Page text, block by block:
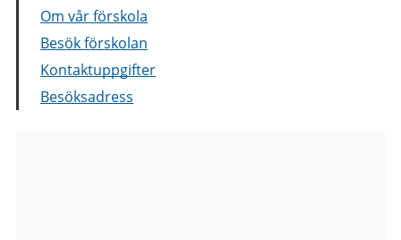
Om vår förskola
Besök förskolan
Kontaktuppgifter
Besöksadress